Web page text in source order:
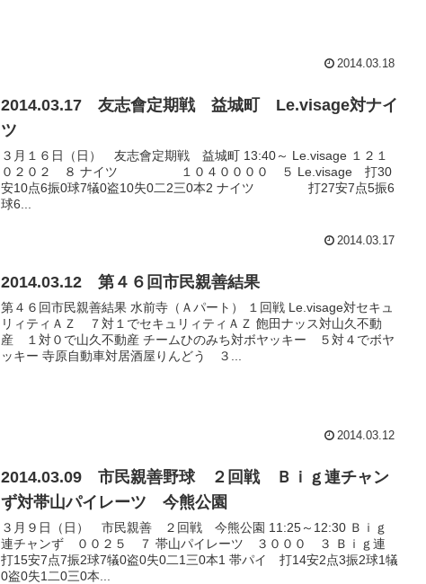
2014.03.18
2014.03.17 友志會定期戦 益城町 Le.visage対ナイ
ツ
３月１６日（日） 友志會定期戦 益城町 13:40～ Le.visage １２１
０２０２ ８ ナイツ １０４００００ ５ Le.visage 打30
安10点6振0球7犠0盗10失0二2三0本2 ナイツ 打27安7点5振6
球6...
2014.03.17
2014.03.12 第４６回市民親善結果
第４６回市民親善結果 水前寺（Ａパート） １回戦 Le.visage対セキュ
リィティＡＺ ７対１でセキュリィティＡＺ 飽田ナッス対山久不動
産 １対０で山久不動産 チームひのみち対ボヤッキー ５対４でボヤ
ッキー 寺原自動車対居酒屋りんどう ３...
2014.03.12
2014.03.09 市民親善野球 ２回戦 Ｂｉｇ連チャン
ず対帯山パイレーツ 今熊公園
３月９日（日） 市民親善 ２回戦 今熊公園 11:25～12:30 Ｂｉｇ
連チャンず ００２５ ７ 帯山パイレーツ ３０００ ３ Ｂｉｇ連
打15安7点7振2球7犠0盗0失0二1三0本1 帯パイ 打14安2点3振2球1犠
0盗0失1二0三0本...